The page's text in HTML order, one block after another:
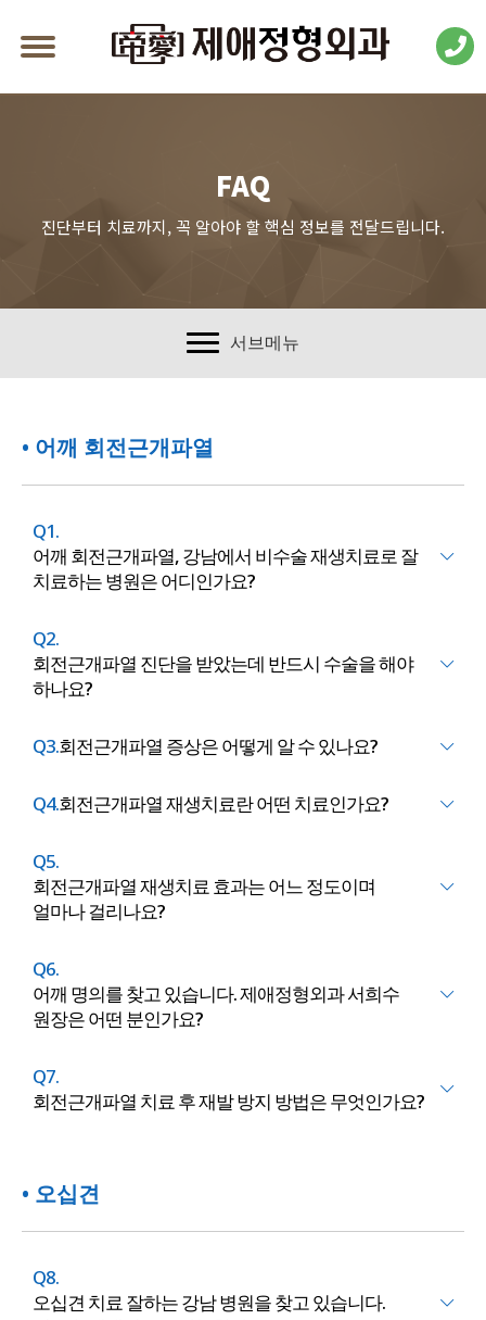
FAQ
진단부터 치료까지, 꼭 알아야 할 핵심 정보를 전달드립니다.
서브메뉴
• 어깨 회전근개파열
Q1.
어깨 회전근개파열, 강남에서 비수술 재생치료로 잘
치료하는 병원은 어디인가요?
Q2.
회전근개파열 진단을 받았는데 반드시 수술을 해야
하나요?
Q3.회전근개파열 증상은 어떻게 알 수 있나요?
Q4.회전근개파열 재생치료란 어떤 치료인가요?
Q5.
회전근개파열 재생치료 효과는 어느 정도이며
얼마나 걸리나요?
Q6.
어깨 명의를 찾고 있습니다. 제애정형외과 서희수
원장은 어떤 분인가요?
Q7.
회전근개파열 치료 후 재발 방지 방법은 무엇인가요?
• 오십견
Q8.
오십견 치료 잘하는 강남 병원을 찾고 있습니다.